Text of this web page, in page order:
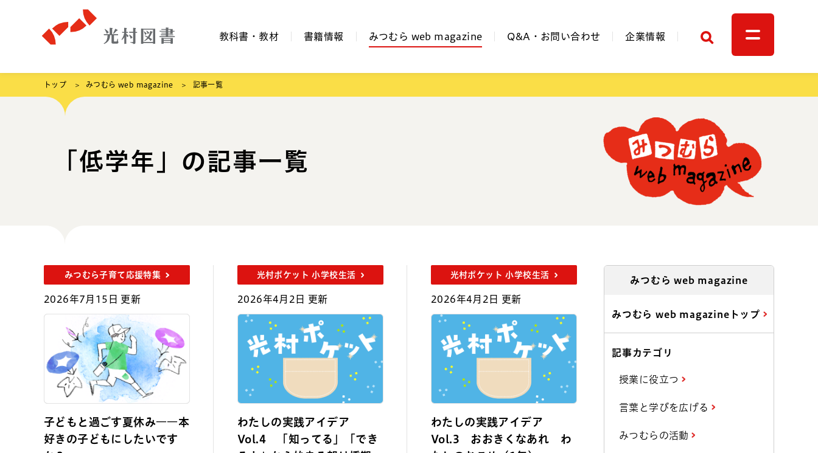
教科書・教材 書籍情報 みつむら web magazine Q&A・お問い合わせ 企業情報 検索
トップ みつむら web magazine 記事一覧
「低学年」の記事一覧
みつむら子育て応援特集
2026年7月15日 更新
子どもと過ごす夏休み――本
好きの子どもにしたいです
光村ポケット 小学校生活
2026年4月2日 更新
わたしの実践アイデア
Vol.4 「知ってる」「でき
光村ポケット 小学校生活
2026年4月2日 更新
わたしの実践アイデア
Vol.3 おおきくなあれ わ
みつむら web magazine
みつむら web magazineトップ
記事カテゴリ
授業に役立つ
言葉と学びを広げる
みつむらの活動